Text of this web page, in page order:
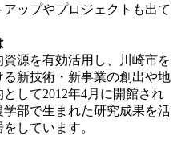
ップやプロジェクトも出て
源を有効活用し、川崎市を
新技術・新事業の創出や地
して2012年4月に開館され
部で生まれた研究成果を活
しています。